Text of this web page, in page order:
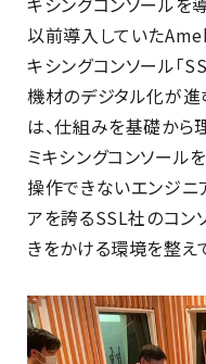
以前導入していた
キシングコンソール「
機材のデジタル化が
は、仕組みを基礎から
ミキシングコンソール
操作できないエンジニ
アを誇るSSL社のコン
きをかける環境を整え